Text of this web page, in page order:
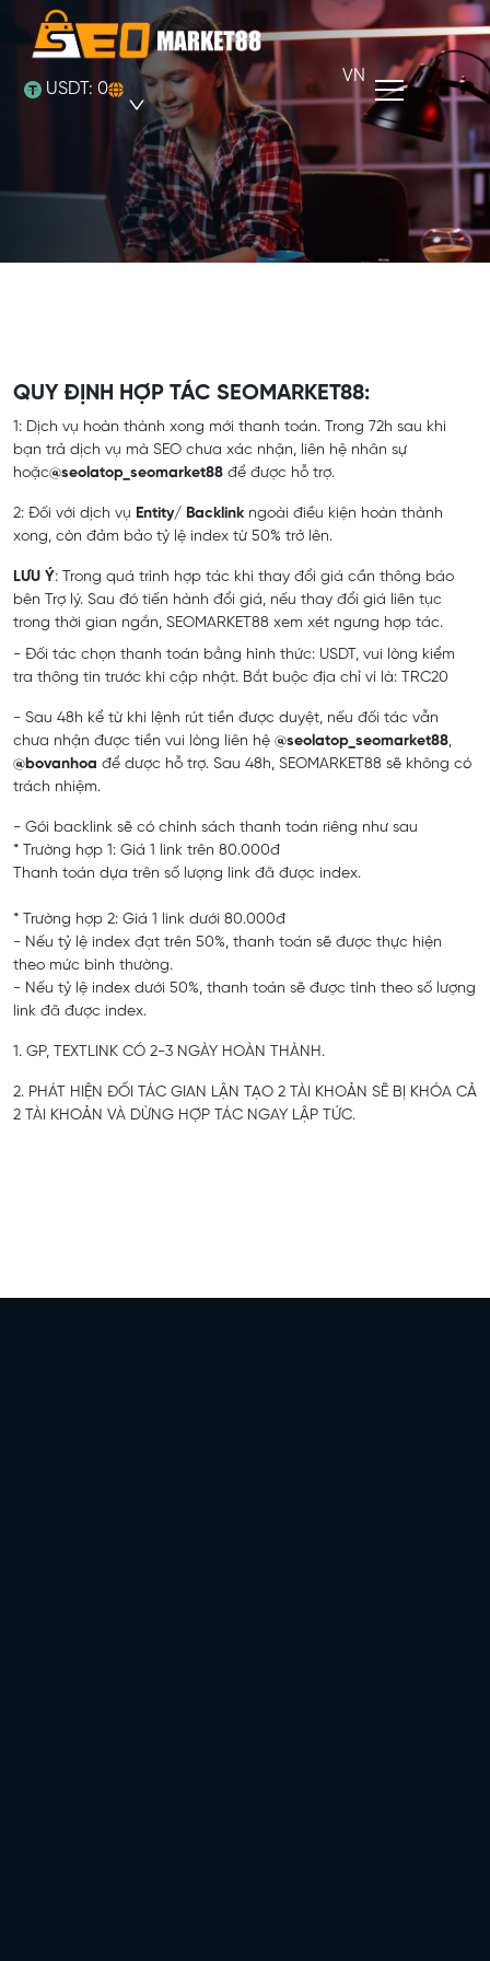
USDT: 0
VN
QUY ĐỊNH HỢP TÁC SEOMARKET88:
1: Dịch vụ hoàn thành xong mới thanh toán. Trong 72h sau khi
bạn trả dịch vụ mà SEO chưa xác nhận, liên hệ nhân sự
hoặc@seolatop_seomarket88 để được hỗ trợ.
2: Đối với dịch vụ Entity/ Backlink ngoài điều kiện hoàn thành
xong, còn đảm bảo tỷ lệ index từ 50% trở lên.
LƯU Ý: Trong quá trình hợp tác khi thay đổi giá cần thông báo
bên Trợ lý. Sau đó tiến hành đổi giá, nếu thay đổi giá liên tục
trong thời gian ngắn, SEOMARKET88 xem xét ngưng hợp tác.
- Đối tác chọn thanh toán bằng hình thức: USDT, vui lòng kiểm
tra thông tin trước khi cập nhật. Bắt buộc địa chỉ ví là: TRC20
- Sau 48h kể từ khi lệnh rút tiền được duyệt, nếu đối tác vẫn
chưa nhận được tiền vui lòng liên hệ @seolatop_seomarket88,
@bovanhoa để dược hỗ trợ. Sau 48h, SEOMARKET88 sẽ không có
trách nhiệm.
- Gói backlink sẽ có chính sách thanh toán riêng như sau
* Trường hợp 1: Giá 1 link trên 80.000đ
Thanh toán dựa trên số lượng link đã được index.
* Trường hợp 2: Giá 1 link dưới 80.000đ
- Nếu tỷ lệ index đạt trên 50%, thanh toán sẽ được thực hiện
theo mức bình thường.
- Nếu tỷ lệ index dưới 50%, thanh toán sẽ được tính theo số lượng
link đã được index.
1. GP, TEXTLINK CÓ 2-3 NGÀY HOÀN THÀNH.
2. PHÁT HIỆN ĐỐI TÁC GIAN LẬN TẠO 2 TÀI KHOẢN SẼ BỊ KHÓA CẢ
2 TÀI KHOẢN VÀ DỪNG HỢP TÁC NGAY LẬP TỨC.